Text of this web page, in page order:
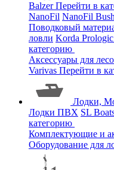
BalzerПерейти в
NanoFil NanoFil
Поводковый
ловли Korda Prologic
категорию
Аксессуары для
Varivas Перейти в
Лодки,
Лодки ПВХ SL
категорию
Комплектующие и
Оборудование для